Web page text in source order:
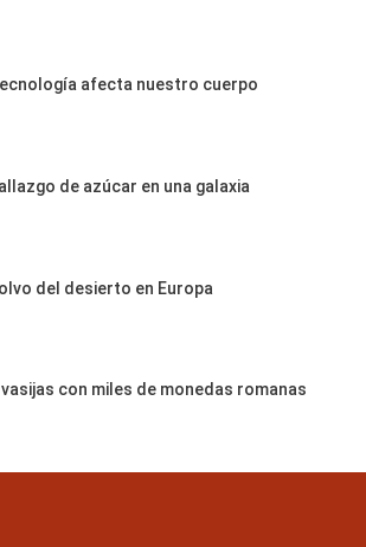
afecta nuestro cuerpo
de azúcar en una galaxia
del desierto en Europa
vasijas con miles de monedas romanas